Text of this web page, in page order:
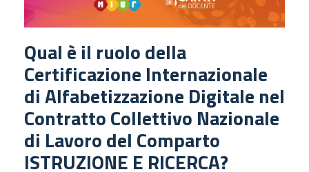
Qual è il ruolo della
Certificazione Internazionale
di Alfabetizzazione Digitale nel
Contratto Collettivo Nazionale
di Lavoro del Comparto
ISTRUZIONE E RICERCA?